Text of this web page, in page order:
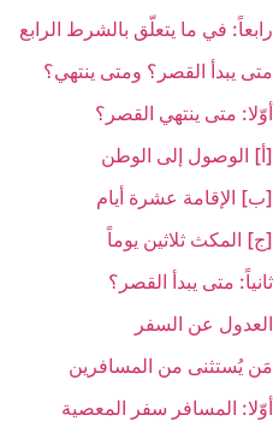
رابعاً: في ما يتعلّق بالشرط الرابع
متى يبدأ القصر؟ ومتى ينتهي؟
أوّلا: متى ينتهي القصر؟
[أ] الوصول إلى الوطن
[ب‏] الإقامة عشرة أيام
[ج‏] المكث ثلاثين يوماً
ثانياً: متى يبدأ القصر؟
العدول عن السفر
مَن يُستثنى من المسافرين
أوّلا: المسافر سفر المعصية